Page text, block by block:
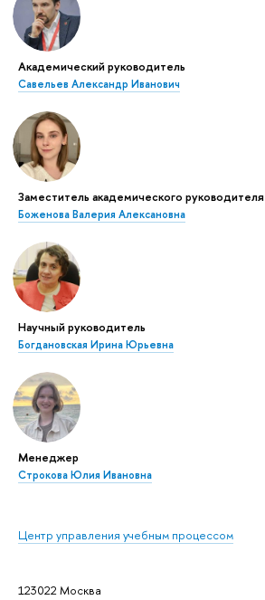
Академический руководитель
Савельев Александр Иванович
Заместитель академического руководителя
Боженова Валерия Алексановна
Научный руководитель
Богдановская Ирина Юрьевна
Менеджер
Строкова Юлия Ивановна
Центр управления учебным процессом
123022 Москва